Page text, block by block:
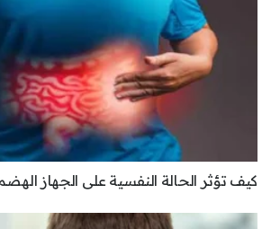
كيف تؤثر الحالة النفسية على الجهاز